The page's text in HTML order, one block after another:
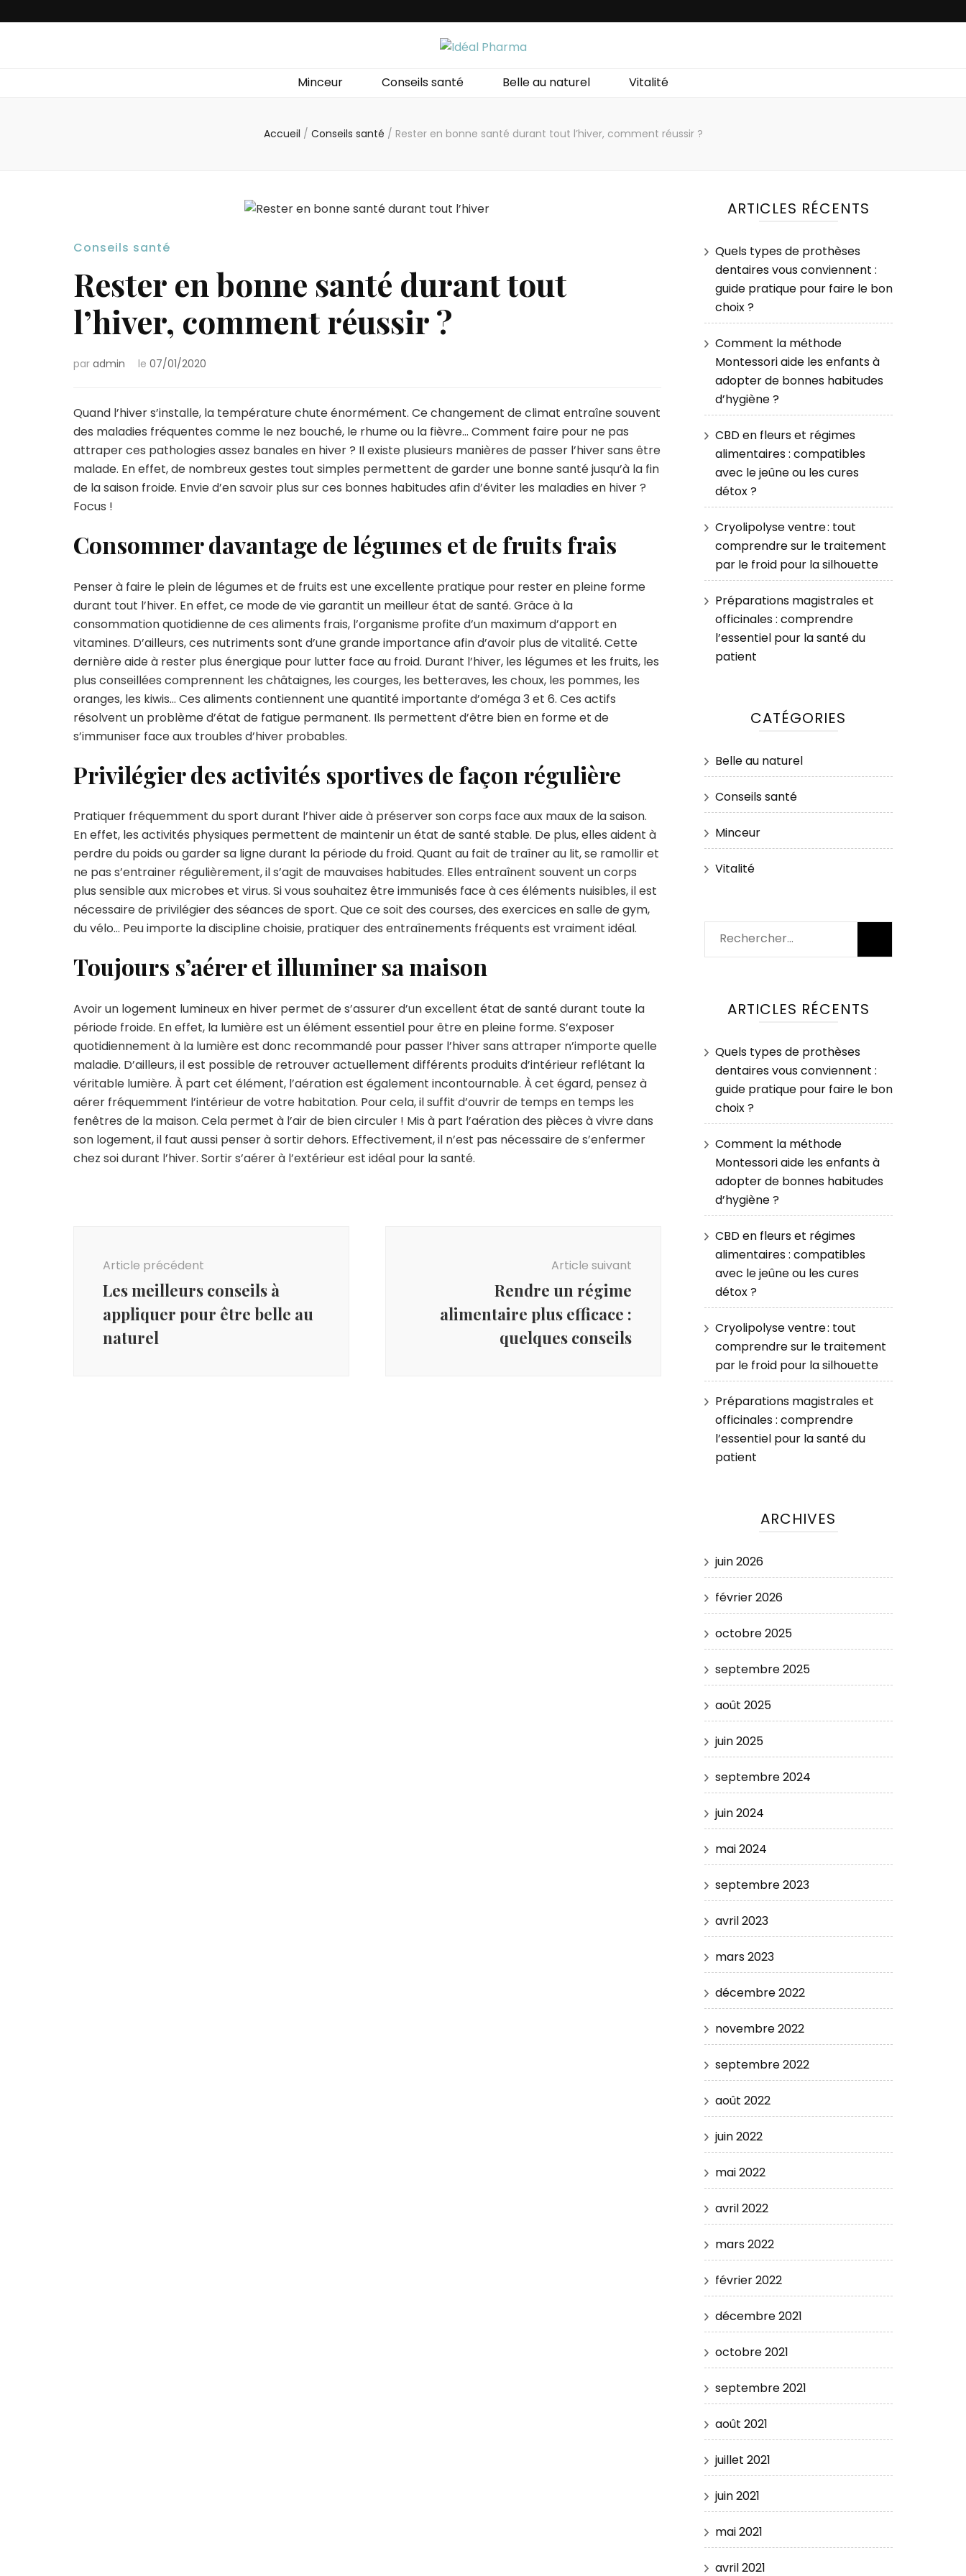
Idéal Pharma
Minceur Conseils santé Belle au naturel Vitalité
Accueil / Conseils santé / Rester en bonne santé durant tout l’hiver, comment réussir ?
Conseils santé
Rester en bonne santé durant tout
l’hiver, comment réussir ?
par admin le 07/01/2020
Quand l’hiver s’installe, la température chute énormément. Ce changement de climat entraîne souvent
des maladies fréquentes comme le nez bouché, le rhume ou la fièvre… Comment faire pour ne pas
attraper ces pathologies assez banales en hiver ? Il existe plusieurs manières de passer l’hiver sans être
malade. En effet, de nombreux gestes tout simples permettent de garder une bonne santé jusqu’à la fin
de la saison froide. Envie d’en savoir plus sur ces bonnes habitudes afin d’éviter les maladies en hiver ?
Focus !
Consommer davantage de légumes et de fruits frais
Penser à faire le plein de légumes et de fruits est une excellente pratique pour rester en pleine forme
durant tout l’hiver. En effet, ce mode de vie garantit un meilleur état de santé. Grâce à la
consommation quotidienne de ces aliments frais, l’organisme profite d’un maximum d’apport en
vitamines. D’ailleurs, ces nutriments sont d’une grande importance afin d’avoir plus de vitalité. Cette
dernière aide à rester plus énergique pour lutter face au froid. Durant l’hiver, les légumes et les fruits, les
plus conseillées comprennent les châtaignes, les courges, les betteraves, les choux, les pommes, les
oranges, les kiwis… Ces aliments contiennent une quantité importante d’oméga 3 et 6. Ces actifs
résolvent un problème d’état de fatigue permanent. Ils permettent d’être bien en forme et de
s’immuniser face aux troubles d’hiver probables.
Privilégier des activités sportives de façon régulière
Pratiquer fréquemment du sport durant l’hiver aide à préserver son corps face aux maux de la saison.
En effet, les activités physiques permettent de maintenir un état de santé stable. De plus, elles aident à
perdre du poids ou garder sa ligne durant la période du froid. Quant au fait de traîner au lit, se ramollir et
ne pas s’entrainer régulièrement, il s’agit de mauvaises habitudes. Elles entraînent souvent un corps
plus sensible aux microbes et virus. Si vous souhaitez être immunisés face à ces éléments nuisibles, il est
nécessaire de privilégier des séances de sport. Que ce soit des courses, des exercices en salle de gym,
du vélo… Peu importe la discipline choisie, pratiquer des entraînements fréquents est vraiment idéal.
Toujours s’aérer et illuminer sa maison
Avoir un logement lumineux en hiver permet de s’assurer d’un excellent état de santé durant toute la
période froide. En effet, la lumière est un élément essentiel pour être en pleine forme. S’exposer
quotidiennement à la lumière est donc recommandé pour passer l’hiver sans attraper n’importe quelle
maladie. D’ailleurs, il est possible de retrouver actuellement différents produits d’intérieur reflétant la
véritable lumière. À part cet élément, l’aération est également incontournable. À cet égard, pensez à
aérer fréquemment l’intérieur de votre habitation. Pour cela, il suffit d’ouvrir de temps en temps les
fenêtres de la maison. Cela permet à l’air de bien circuler ! Mis à part l’aération des pièces à vivre dans
son logement, il faut aussi penser à sortir dehors. Effectivement, il n’est pas nécessaire de s’enfermer
chez soi durant l’hiver. Sortir s’aérer à l’extérieur est idéal pour la santé.
Article précédent
Les meilleurs conseils à
appliquer pour être belle au
naturel
Article suivant
Rendre un régime
alimentaire plus efficace :
quelques conseils
ARTICLES RÉCENTS
Quels types de prothèses
dentaires vous conviennent :
guide pratique pour faire le bon
choix ?
Comment la méthode
Montessori aide les enfants à
adopter de bonnes habitudes
d’hygiène ?
CBD en fleurs et régimes
alimentaires : compatibles
avec le jeûne ou les cures
détox ?
Cryolipolyse ventre : tout
comprendre sur le traitement
par le froid pour la silhouette
Préparations magistrales et
officinales : comprendre
l’essentiel pour la santé du
patient
CATÉGORIES
Belle au naturel
Conseils santé
Minceur
Vitalité
Rechercher :
ARTICLES RÉCENTS
Quels types de prothèses
dentaires vous conviennent :
guide pratique pour faire le bon
choix ?
Comment la méthode
Montessori aide les enfants à
adopter de bonnes habitudes
d’hygiène ?
CBD en fleurs et régimes
alimentaires : compatibles
avec le jeûne ou les cures
détox ?
Cryolipolyse ventre : tout
comprendre sur le traitement
par le froid pour la silhouette
Préparations magistrales et
officinales : comprendre
l’essentiel pour la santé du
patient
ARCHIVES
juin 2026
février 2026
octobre 2025
septembre 2025
août 2025
juin 2025
septembre 2024
juin 2024
mai 2024
septembre 2023
avril 2023
mars 2023
décembre 2022
novembre 2022
septembre 2022
août 2022
juin 2022
mai 2022
avril 2022
mars 2022
février 2022
décembre 2021
octobre 2021
septembre 2021
août 2021
juillet 2021
juin 2021
mai 2021
avril 2021